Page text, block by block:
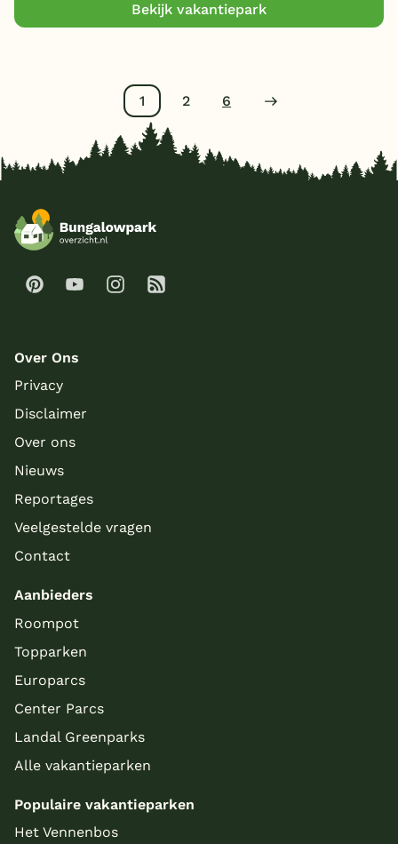
Bekijk vakantiepark
1 2 6
Over Ons
Privacy
Disclaimer
Over ons
Nieuws
Reportages
Veelgestelde vragen
Contact
Aanbieders
Roompot
Topparken
Europarcs
Center Parcs
Landal Greenparks
Alle vakantieparken
Populaire vakantieparken
Het Vennenbos